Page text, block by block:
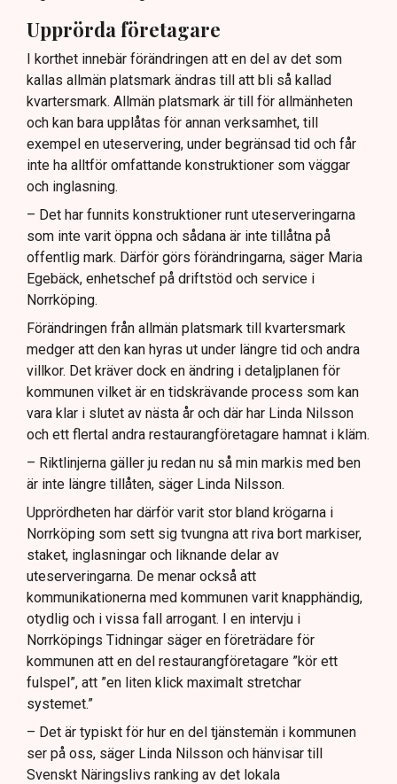
Upprörda företagare
I korthet innebär förändringen att en del av det som
kallas allmän platsmark ändras till att bli så kallad
kvartersmark. Allmän platsmark är till för allmänheten
och kan bara upplåtas för annan verksamhet, till
exempel en uteservering, under begränsad tid och får
inte ha alltför omfattande konstruktioner som väggar
och inglasning.
– Det har funnits konstruktioner runt uteserveringarna
som inte varit öppna och sådana är inte tillåtna på
offentlig mark. Därför görs förändringarna, säger Maria
Egebäck, enhetschef på driftstöd och service i
Norrköping.
Förändringen från allmän platsmark till kvartersmark
medger att den kan hyras ut under längre tid och andra
villkor. Det kräver dock en ändring i detaljplanen för
kommunen vilket är en tidskrävande process som kan
vara klar i slutet av nästa år och där har Linda Nilsson
och ett flertal andra restaurangföretagare hamnat i kläm.
– Riktlinjerna gäller ju redan nu så min markis med ben
är inte längre tillåten, säger Linda Nilsson.
Upprördheten har därför varit stor bland krögarna i
Norrköping som sett sig tvungna att riva bort markiser,
staket, inglasningar och liknande delar av
uteserveringarna. De menar också att
kommunikationerna med kommunen varit knapphändig,
otydlig och i vissa fall arrogant. I en intervju i
Norrköpings Tidningar säger en företrädare för
kommunen att en del restaurangföretagare ”kör ett
fulspel”, att ”en liten klick maximalt stretchar
systemet.”
– Det är typiskt för hur en del tjänstemän i kommunen
ser på oss, säger Linda Nilsson och hänvisar till
Svenskt Näringslivs ranking av det lokala